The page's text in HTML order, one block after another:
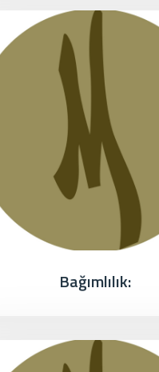
Bağımlılık: